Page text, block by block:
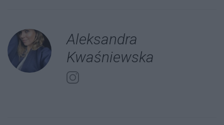
Aleksandra
Kwaśniewska